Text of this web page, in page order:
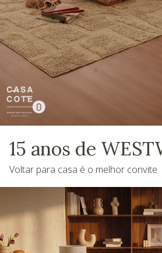
15 anos de
Voltar para casa é o melhor convite